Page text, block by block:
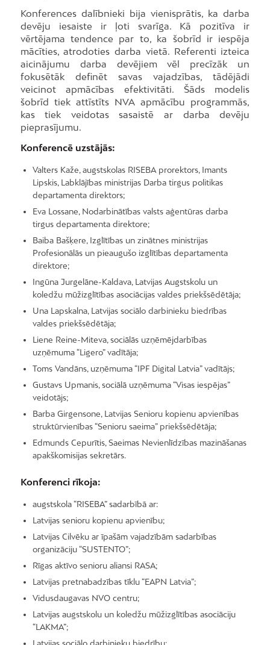
Konferences dalībnieki bija vienisprātis, ka darba
devēju iesaiste ir ļoti svarīga. Kā pozitīva ir
vērtējama tendence par to, ka šobrīd ir iespēja
mācīties, atrodoties darba vietā. Referenti izteica
aicinājumu darba devējiem vēl precīzāk un
fokusētāk definēt savas vajadzības, tādējādi
veicinot apmācības efektivitāti. Šāds modelis
šobrīd tiek attīstīts NVA apmācību programmās,
kas tiek veidotas sasaistē ar darba devēju
pieprasījumu.
Konferencē uzstājās:
Valters Kaže, augstskolas RISEBA prorektors, Imants
Lipskis, Labklājības ministrijas Darba tirgus politikas
departamenta direktors;
Eva Lossane, Nodarbinātības valsts aģentūras darba
tirgus departamenta direktore;
Baiba Bašķere, Izglītības un zinātnes ministrijas
Profesionālās un pieaugušo izglītības departamenta
direktore;
Ingūna Jurgelāne-Kaldava, Latvijas Augstskolu un
koledžu mūžizglītības asociācijas valdes priekšsēdētāja;
Una Lapskalna, Latvijas sociālo darbinieku biedrības
valdes priekšsēdētāja;
Liene Reine-Miteva, sociālās uzņēmējdarbības
uzņēmuma “Ligero” vadītāja;
Toms Vandāns, uzņēmuma “IPF Digital Latvia” vadītājs;
Gustavs Upmanis, sociālā uzņēmuma “Visas iespējas”
veidotājs;
Barba Girgensone, Latvijas Senioru kopienu apvienības
struktūrvienības “Senioru saeima” priekšsēdētāja;
Edmunds Cepurītis, Saeimas Nevienlīdzības mazināšanas
apakškomisijas sekretārs.
Konferenci rīkoja:
augstskola “RISEBA” sadarbībā ar:
Latvijas senioru kopienu apvienību;
Latvijas Cilvēku ar īpašām vajadzībām sadarbības
organizāciju “SUSTENTO”;
Rīgas aktīvo senioru aliansi RASA;
Latvijas pretnabadzības tīklu “EAPN Latvia”;
Vidusdaugavas NVO centru;
Latvijas augstskolu un koledžu mūžizglītības asociāciju
“LAKMA”;
Latvijas sociālo darbinieku biedrību;